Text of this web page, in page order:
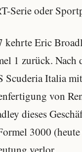
Serie oder
kehrte Eric
1 zurück. Nach
Scuderia Italia
von
dieses
3000